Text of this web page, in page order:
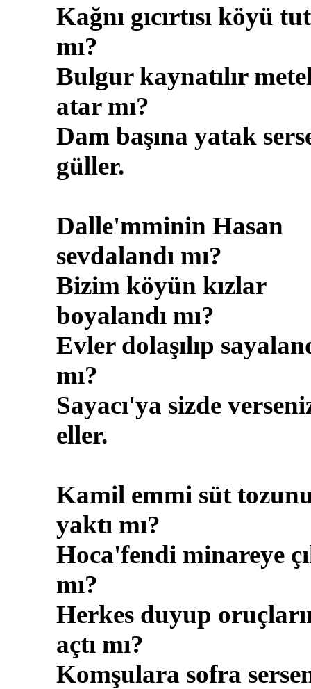
Kağnı gıcırtısı köyü
mı?
Bulgur kaynatılır
atar mı?
Dam başına yatak
güller.
Dalle'mminin Hasan
sevdalandı mı?
Bizim köyün kızlar
boyalandı mı?
Evler dolaşılıp
mı?
Sayacı'ya sizde
eller.
Kamil emmi süt
yaktı mı?
Hoca'fendi minareye
mı?
Herkes duyup
açtı mı?
Komşulara sofra